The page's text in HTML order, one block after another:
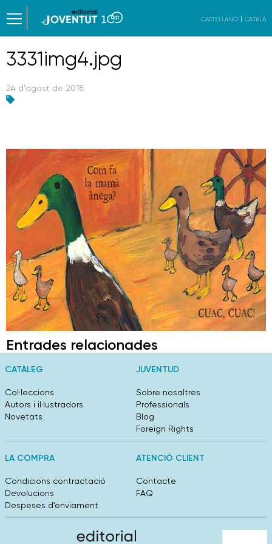
CASTELLANO CATALÀ
3331img4.jpg
24 d'agost de 2018
Entrades relacionades
CATÀLEG
Col·leccions
Autors i il·lustradors
Novetats
JUVENTUD
Sobre nosaltres
Professionals
Blog
Foreign Rights
LA COMPRA
Condicions contractació
Devolucions
Despeses d’enviament
ATENCIÓ CLIENT
Contacte
FAQ